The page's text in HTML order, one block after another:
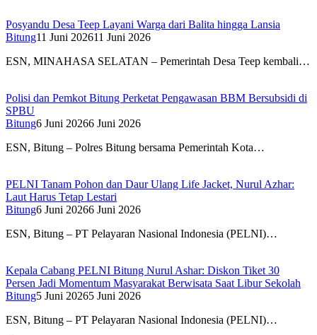
Posyandu Desa Teep Layani Warga dari Balita hingga Lansia
Bitung11 Juni 202611 Juni 2026
ESN, MINAHASA SELATAN – Pemerintah Desa Teep kembali…
Polisi dan Pemkot Bitung Perketat Pengawasan BBM Bersubsidi di
SPBU
Bitung6 Juni 20266 Juni 2026
ESN, Bitung – Polres Bitung bersama Pemerintah Kota…
PELNI Tanam Pohon dan Daur Ulang Life Jacket, Nurul Azhar:
Laut Harus Tetap Lestari
Bitung6 Juni 20266 Juni 2026
ESN, Bitung – PT Pelayaran Nasional Indonesia (PELNI)…
Kepala Cabang PELNI Bitung Nurul Ashar: Diskon Tiket 30
Persen Jadi Momentum Masyarakat Berwisata Saat Libur Sekolah
Bitung5 Juni 20265 Juni 2026
ESN, Bitung – PT Pelayaran Nasional Indonesia (PELNI)…